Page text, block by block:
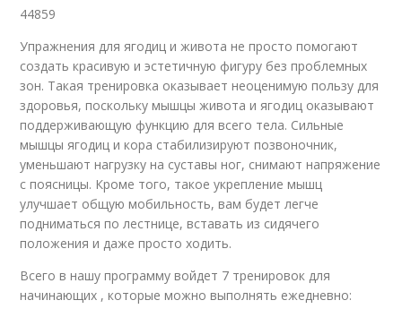
44859
Упражнения для ягодиц и живота не просто помогают
создать красивую и эстетичную фигуру без проблемных
зон. Такая тренировка оказывает неоценимую пользу для
здоровья, поскольку мышцы живота и ягодиц оказывают
поддерживающую функцию для всего тела. Сильные
мышцы ягодиц и кора стабилизируют позвоночник,
уменьшают нагрузку на суставы ног, снимают напряжение
с поясницы. Кроме того, такое укрепление мышц
улучшает общую мобильность, вам будет легче
подниматься по лестнице, вставать из сидячего
положения и даже просто ходить.
Всего в нашу программу войдет 7 тренировок для
начинающих , которые можно выполнять ежедневно: